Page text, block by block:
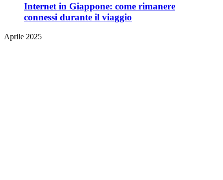
Internet in Giappone: come rimanere
connessi durante il viaggio
Aprile 2025